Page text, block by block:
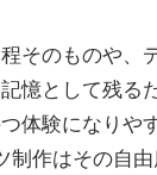
そのものや、
憶として残る
体験になりや
制作はその自